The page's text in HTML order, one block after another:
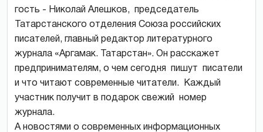
гость - Николай Алешков, председатель
Татарстанского отделения Союза российских
писателей, главный редактор литературного
журнала «Аргамак. Татарстан». Он расскажет
предпринимателям, о чем сегодня пишут писатели
и что читают современные читатели. Каждый
участник получит в подарок свежий номер
журнала.
А новостями о современных информационных